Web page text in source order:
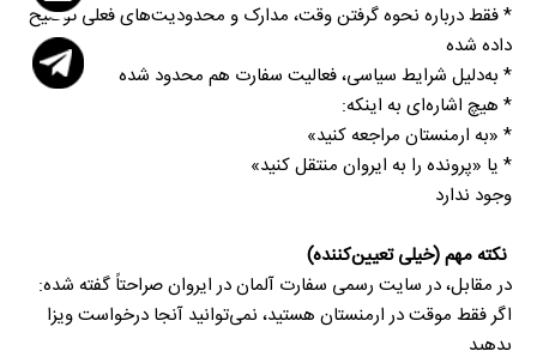
* فقط درباره نحوه گرفتن وقت، مدارک و محدودیت‌های فعلی توضیح
داده شده
‎* به‌دلیل شرایط سیاسی، فعالیت سفارت هم محدود شده
‎* هیچ اشاره‌ای به اینکه:
‎* «به ارمنستان مراجعه کنید»
‎* یا «پرونده را به ایروان منتقل کنید»
‎وجود ندارد
در مقابل، در سایت رسمی سفارت آلمان در ایروان صراحتاً گفته شده:
‎اگر فقط موقت در ارمنستان هستید، نمی‌توانید آنجا درخواست ویزا